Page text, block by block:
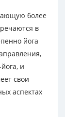
более
в
йога
и
свои
аспектах